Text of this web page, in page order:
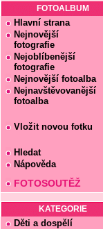
FOTOALBUM
Hlavní strana
Nejnovější
fotografie
Nejoblíbenější
fotografie
Nejnovější fotoalba
Nejnavštěvovanější
fotoalba
Vložit novou fotku
Hledat
Nápověda
FOTOSOUTĚŽ
KATEGORIE
Děti a dospělí